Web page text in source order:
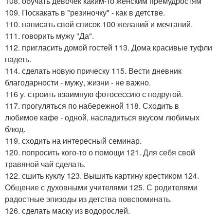
109. Поскакать в "резиночку" - как в детстве.
110. написать свой список 100 желаний и мечтаний.
111. говорить мужу "Да".
112. пригласить домой гостей 113. Дома красивые туфли
надеть.
114. сделать новую прическу 115. Вести дневник
благодарности - мужу, жизни - не важно.
116 у. строить взаимную фотосессию с подругой.
117. прогуляться по набережной 118. Сходить в
любимое кафе - одной, насладиться вкусом любимых
блюд.
119. сходить на интересный семинар.
120. попросить кого-то о помощи 121. Для себя свой
травяной чай сделать.
122. сшить куклу 123. Вышить картину крестиком 124.
Общение с духовными учителями 125. С родителями
радостные эпизоды из детства повспоминать.
126. сделать маску из водорослей.